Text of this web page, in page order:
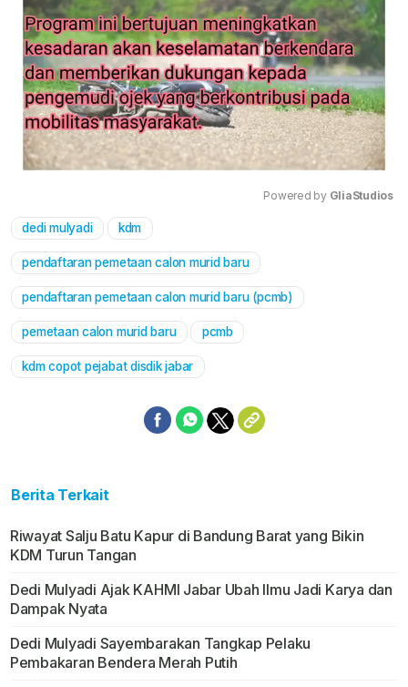
Powered by GliaStudios
dedi mulyadi kdm
pendaftaran pemetaan calon murid baru
pendaftaran pemetaan calon murid baru (pcmb)
pemetaan calon murid baru pcmb
kdm copot pejabat disdik jabar
Berita Terkait
Riwayat Salju Batu Kapur di Bandung Barat yang Bikin
KDM Turun Tangan
Dedi Mulyadi Ajak KAHMI Jabar Ubah Ilmu Jadi Karya dan
Dampak Nyata
Dedi Mulyadi Sayembarakan Tangkap Pelaku
Pembakaran Bendera Merah Putih